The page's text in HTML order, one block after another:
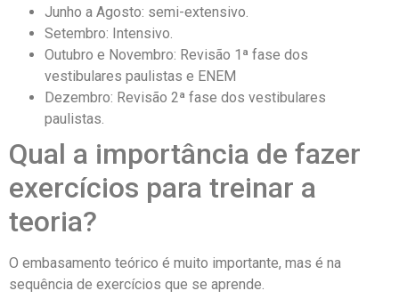
Junho a Agosto: semi-extensivo.
Setembro: Intensivo.
Outubro e Novembro: Revisão 1ª fase dos
vestibulares paulistas e ENEM
Dezembro: Revisão 2ª fase dos vestibulares
paulistas.
Qual a importância de fazer
exercícios para treinar a
teoria?
O embasamento teórico é muito importante, mas é na
sequência de exercícios que se aprende.